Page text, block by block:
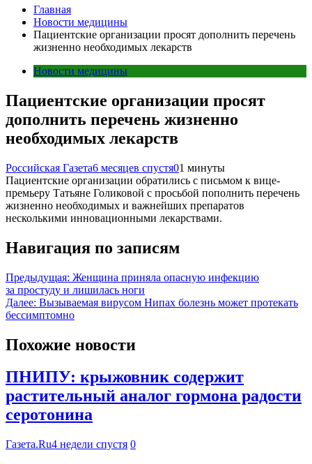
Главная
Новости медицины
Пациентские организации просят дополнить перечень
жизненно необходимых лекарств
Новости медицины
Пациентские организации просят
дополнить перечень жизненно
необходимых лекарств
Российская Газета6 месяцев спустя01 минуты
Пациентские организации обратились с письмом к вице-
премьеру Татьяне Голиковой с просьбой пополнить перечень
жизненно необходимых и важнейших препаратов
несколькими инновационными лекарствами.
Навигация по записям
Предыдущая: Женщина приняла опасную инфекцию
за простуду и лишилась ноги
Далее: Вызываемая вирусом Нипах болезнь может протекать
бессимптомно
Похожие новости
ПНИПУ: крыжовник содержит
растительный аналог гормона радости
серотонина
Газета.Ru4 недели спустя 0